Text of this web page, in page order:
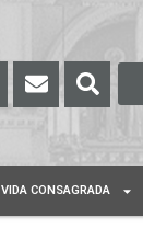
VIDA CONSAGRADA